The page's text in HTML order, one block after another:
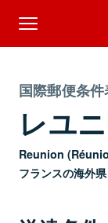
国際郵便条件
レユ
Reunion
フランスの海外県